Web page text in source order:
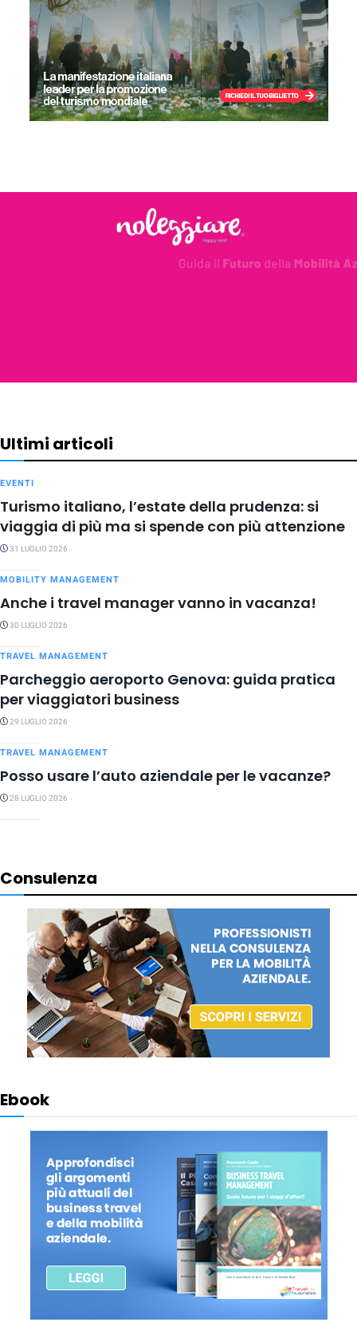
Ultimi articoli
EVENTI
Turismo italiano, l’estate della prudenza: si
viaggia di più ma si spende con più attenzione
31 LUGLIO 2026
MOBILITY MANAGEMENT
Anche i travel manager vanno in vacanza!
30 LUGLIO 2026
TRAVEL MANAGEMENT
Parcheggio aeroporto Genova: guida pratica
per viaggiatori business
29 LUGLIO 2026
TRAVEL MANAGEMENT
Posso usare l’auto aziendale per le vacanze?
28 LUGLIO 2026
Consulenza
Ebook